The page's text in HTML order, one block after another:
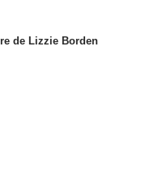
de Lizzie Borden